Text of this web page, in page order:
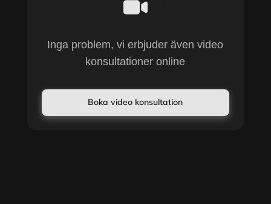
Inga problem, vi erbjuder även video
konsultationer online
Boka video konsultation